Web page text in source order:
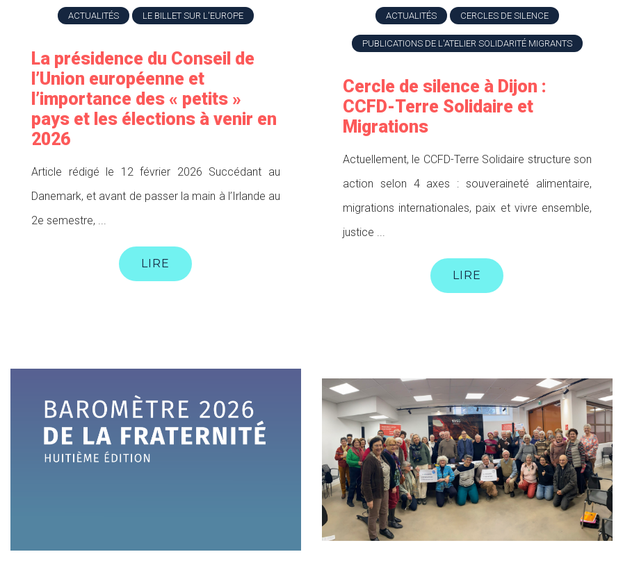
ACTUALITÉS LE BILLET SUR L'EUROPE
La présidence du Conseil de
l’Union européenne et
l’importance des « petits »
pays et les élections à venir en
2026
Article rédigé le 12 février 2026 Succédant au
Danemark, et avant de passer la main à l’Irlande au
2e semestre, ...
LIRE
ACTUALITÉS CERCLES DE SILENCE
PUBLICATIONS DE L'ATELIER SOLIDARITÉ MIGRANTS
Cercle de silence à Dijon :
CCFD-Terre Solidaire et
Migrations
Actuellement, le CCFD-Terre Solidaire structure son
action selon 4 axes : souveraineté alimentaire,
migrations internationales, paix et vivre ensemble,
justice ...
LIRE